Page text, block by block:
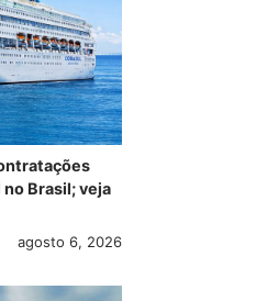
Brasil; veja
agosto 6, 2026